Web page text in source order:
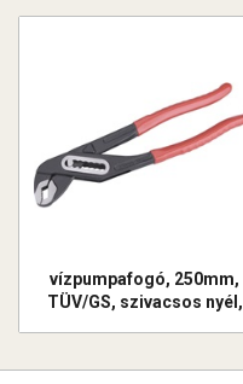
vízpumpafogó, 250mm,
TÜV/GS, szivacsos nyél,